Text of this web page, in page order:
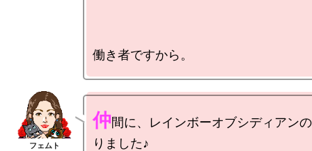
仲間に、レインボーオブシディアン
りました♪